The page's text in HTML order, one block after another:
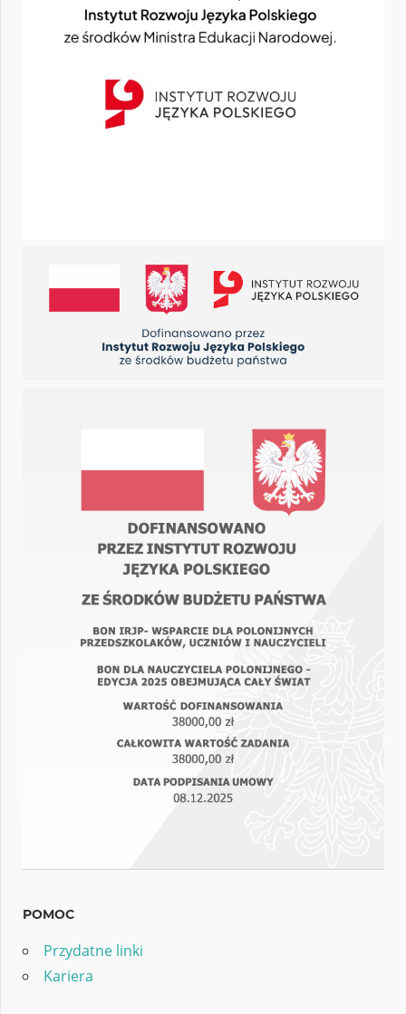
POMOC
Przydatne linki
Kariera